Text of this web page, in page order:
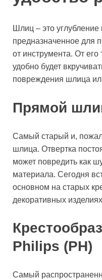
Шлиц – это углубление
предназначенное для
от инструмента. От его
удобно будет
повреждения шлица
Прямой
Самый старый и,
шлица. Отвертка
может повредить как
материала. Сегодня
основном на старых
декоративных
Philips (PH)
Самый